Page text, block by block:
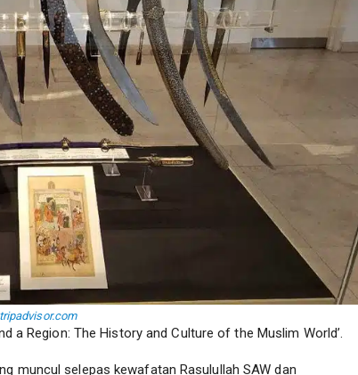
tripadvisor.com
a Region: The History and Culture of the Muslim World’.
muncul selepas kewafatan Rasulullah SAW dan